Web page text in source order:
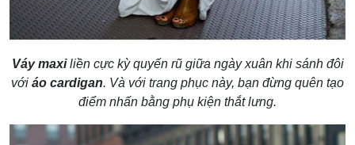
Váy maxiliền cực kỳ quyến rũ giữa ngày xuân khi sánh đôi
với áo cardigan. Và với trang phục này, bạn đừng quên tạo
điểm nhấn bằng phụ kiện thắt lưng.